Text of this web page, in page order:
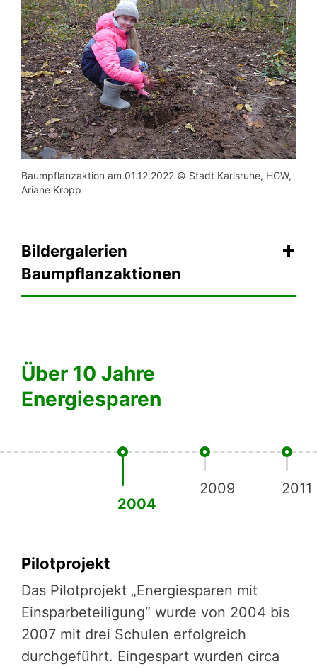
Baumpflanzaktion am 01.12.2022 © Stadt Karlsruhe, HGW,
Ariane Kropp
Bildergalerien
Baumpflanzaktionen
Über 10 Jahre
Energiesparen
2004
2009 2011
Pilotprojekt
Das Pilotprojekt „Energiesparen mit
Einsparbeteiligung“ wurde von 2004 bis
2007 mit drei Schulen erfolgreich
durchgeführt. Eingespart wurden circa